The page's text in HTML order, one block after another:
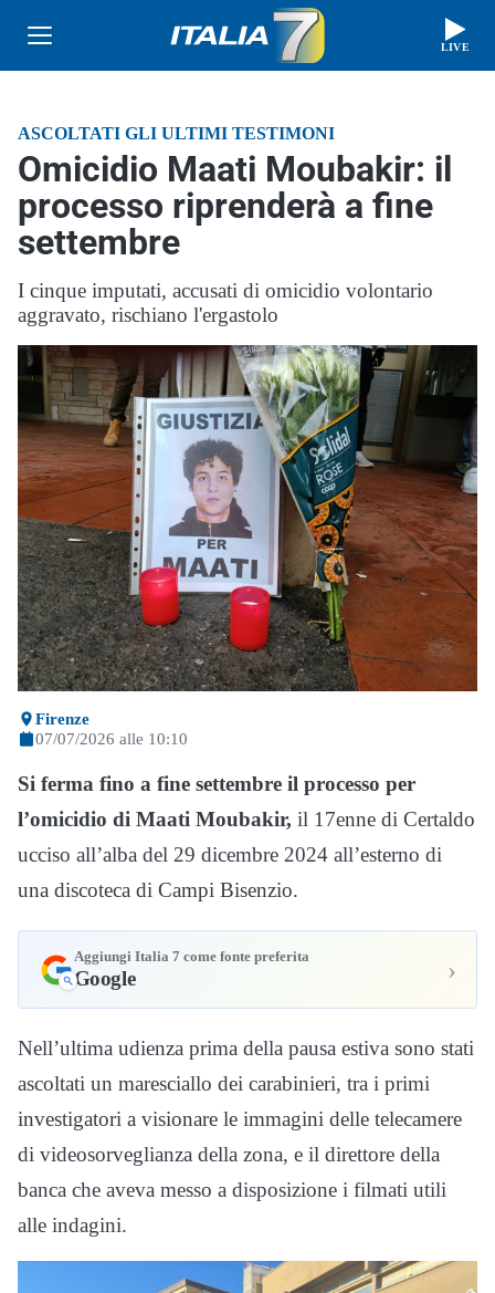
LIVE
ASCOLTATI GLI ULTIMI TESTIMONI
Omicidio Maati Moubakir: il
processo riprenderà a fine
settembre
I cinque imputati, accusati di omicidio volontario
aggravato, rischiano l'ergastolo
Firenze
07/07/2026 alle 10:10
Si ferma fino a fine settembre il processo per
l’omicidio di Maati Moubakir, il 17enne di Certaldo
ucciso all’alba del 29 dicembre 2024 all’esterno di
una discoteca di Campi Bisenzio.
Aggiungi Italia 7 come fonte preferita
Google ›
Nell’ultima udienza prima della pausa estiva sono stati
ascoltati un maresciallo dei carabinieri, tra i primi
investigatori a visionare le immagini delle telecamere
di videosorveglianza della zona, e il direttore della
banca che aveva messo a disposizione i filmati utili
alle indagini.